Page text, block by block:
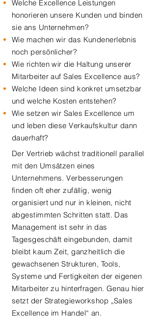
Welche Excellence Leistungen
honorieren unsere Kunden und binden
sie ans Unternehmen?
Wie machen wir das Kundenerlebnis
noch persönlicher?
Wie richten wir die Haltung unserer
Mitarbeiter auf Sales Excellence aus?
Welche Ideen sind konkret umsetzbar
und welche Kosten entstehen?
Wie setzen wir Sales Excellence um
und leben diese Verkaufskultur dann
dauerhaft?
Der Vertrieb wächst traditionell parallel
mit den Umsätzen eines
Unternehmens. Verbesserungen
finden oft eher zufällig, wenig
organisiert und nur in kleinen, nicht
abgestimmten Schritten statt. Das
Management ist sehr in das
Tagesgeschäft eingebunden, damit
bleibt kaum Zeit, ganzheitlich die
gewachsenen Strukturen, Tools,
Systeme und Fertigkeiten der eigenen
Mitarbeiter zu hinterfragen. Genau hier
setzt der Strategieworkshop „Sales
Excellence im Handel“ an.